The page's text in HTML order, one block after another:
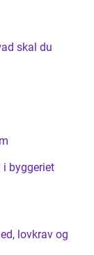
skal du
byggeriet
lovkrav og